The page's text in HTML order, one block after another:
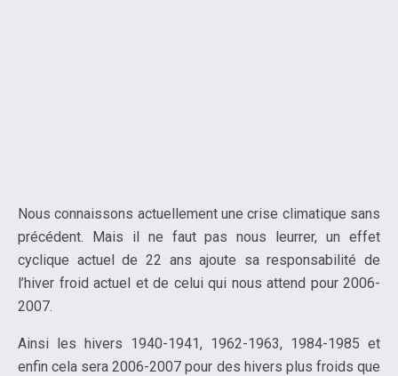
Nous connaissons actuellement une crise climatique sans
précédent. Mais il ne faut pas nous leurrer, un effet
cyclique actuel de 22 ans ajoute sa responsabilité de
l’hiver froid actuel et de celui qui nous attend pour 2006-
2007.
Ainsi les hivers 1940-1941, 1962-1963, 1984-1985 et
enfin cela sera 2006-2007 pour des hivers plus froids que